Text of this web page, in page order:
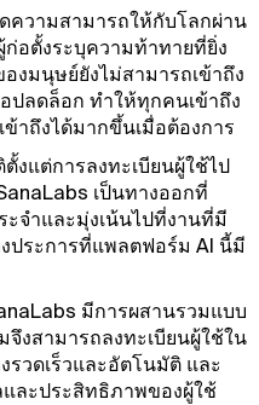
ความสามารถให้กับโลกผ่าน
ก่อตั้งระบุความท้าทายที่ยิ่ง
มนุษย์ยังไม่สามารถเข้าถึง
ปลดล็อก ทําให้ทุกคนเข้าถึง
าถึงได้มากขึ้นเมื่อต้องการ
งแต่การลงทะเบียนผู้ใช้ไป
เป็นทางออกที่
จําและมุ่งเน้นไปที่งานที่มี
ระการที่แพลตฟอร์ม AI นี้มี
มีการผสานรวมแบบ
งสามารถลงทะเบียนผู้ใช้ใน
รวดเร็วและอัตโนมัติ และ
ละประสิทธิภาพของผู้ใช้